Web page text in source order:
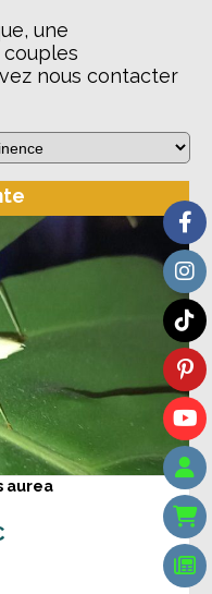
une
nous contacter
aurea